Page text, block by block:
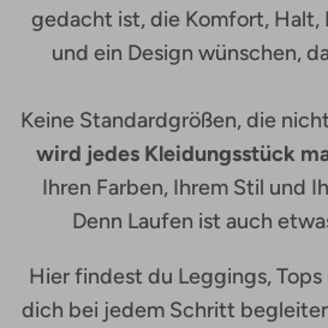
gedacht ist, die Komfort,
und ein Design wünschen,
Keine Standardgrößen, die
wird jedes Kleidungsstück
Ihren Farben, Ihrem Stil und
Denn Laufen ist auch
Hier findest du Leggings,
dich bei jedem Schritt